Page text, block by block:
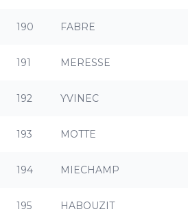
190 FABRE
191 MERESSE
192 YVINEC
193 MOTTE
194 MIECHAMP
195 HABOUZIT